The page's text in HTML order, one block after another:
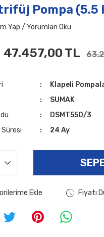
Pompa (5.5
Yap / Yorumları Oku
47.457,00 TL
Klapeli
SUMAK
DSMT550/3
24 Ay
Fiyatı